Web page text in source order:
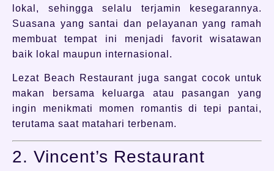
lokal, sehingga selalu terjamin kesegarannya.
Suasana yang santai dan pelayanan yang ramah
membuat tempat ini menjadi favorit wisatawan
baik lokal maupun internasional.
Lezat Beach Restaurant juga sangat cocok untuk
makan bersama keluarga atau pasangan yang
ingin menikmati momen romantis di tepi pantai,
terutama saat matahari terbenam.
2. Vincent’s Restaurant